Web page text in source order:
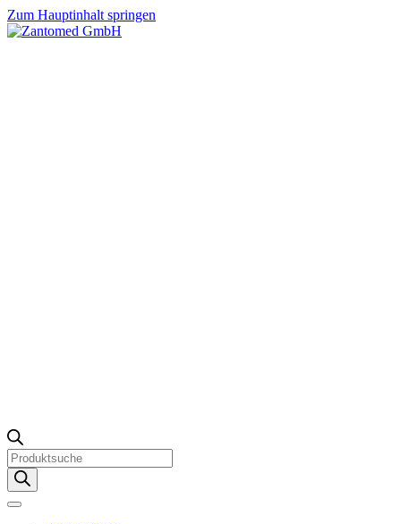
Zum Hauptinhalt springen
Products
search